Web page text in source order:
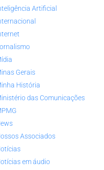
Artificial
Gerais
História
das Comunicações
Associados
em áudio